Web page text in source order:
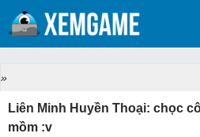
»
Liên Minh Huyền Thoại: chọc
mồm :v